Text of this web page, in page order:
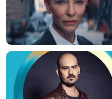
Percy Kennedy
- Bölüm :17
Ryan Johnson
Alex Brooks
- Bölüm :5
Sheree Da Costa
Fiona Destin
- Bölüm :